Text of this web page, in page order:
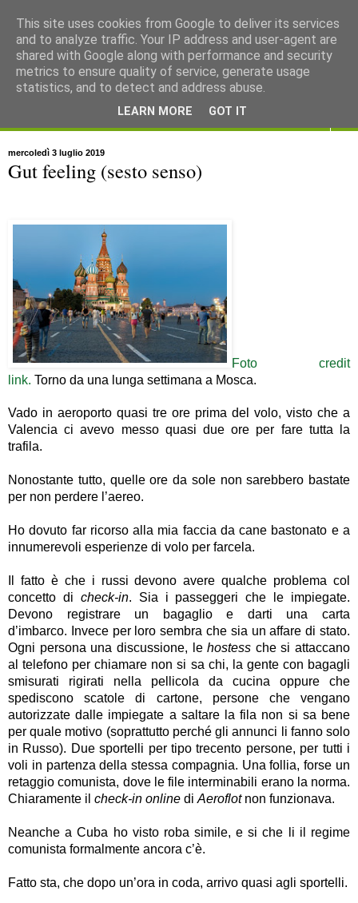
mercoledì 3 luglio 2019
Gut feeling (sesto senso)
Foto credit
link. Torno da una lunga settimana a Mosca.
Vado in aeroporto quasi tre ore prima del volo, visto che a
Valencia ci avevo messo quasi due ore per fare tutta la
trafila.
Nonostante tutto, quelle ore da sole non sarebbero bastate
per non perdere l’aereo.
Ho dovuto far ricorso alla mia faccia da cane bastonato e a
innumerevoli esperienze di volo per farcela.
Il fatto è che i russi devono avere qualche problema col
concetto di check-in. Sia i passeggeri che le impiegate.
Devono registrare un bagaglio e darti una carta
d’imbarco. Invece per loro sembra che sia un affare di stato.
Ogni persona una discussione, lehostess che si attaccano
al telefono per chiamare non si sa chi, la gente con bagagli
smisurati rigirati nella pellicola da cucina oppure che
spediscono scatole di cartone, persone che vengano
autorizzate dalle impiegate a saltare la fila non si sa bene
per quale motivo (soprattutto perché gli annunci li fanno solo
in Russo). Due sportelli per tipo trecento persone, per tutti i
voli in partenza della stessa compagnia. Una follia, forse un
retaggio comunista, dove le file interminabili erano la norma.
Chiaramente il check-in online di Aeroflot non funzionava.
Neanche a Cuba ho visto roba simile, e si che li il regime
comunista formalmente ancora c’è.
Fatto sta, che dopo un’ora in coda, arrivo quasi agli sportelli.
This site uses cookies from Google to deliver its services
and to analyze traffic. Your IP address and user-agent are
shared with Google along with performance and security
metrics to ensure quality of service, generate usage
statistics, and to detect and address abuse.
LEARN MORE GOT IT